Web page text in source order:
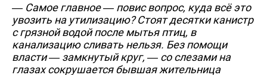
— Самое главное — повис вопрос, куда всё это
увозить на утилизацию? Стоят десятки канистр
с грязной водой после мытья птиц, в
канализацию сливать нельзя. Без помощи
власти — замкнутый круг, — со слезами на
глазах сокрушается бывшая жительница